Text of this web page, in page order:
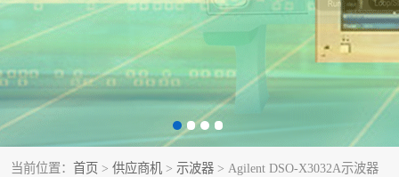
当前位置： 首页 > 供应商机 > 示波器 > Agilent DSO-X3032A示波器
泰克示波器 电池测试仪
函数信号发生器
功率计 校准件
校准仪 阻抗分析仪